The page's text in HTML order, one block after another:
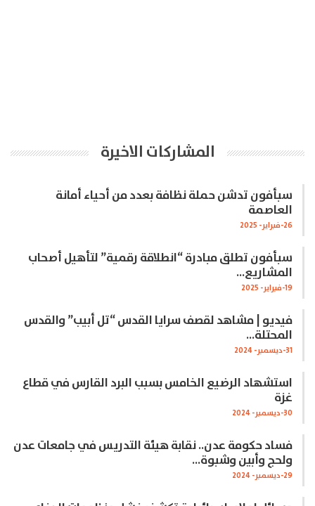
المشاركات الاخيرة
سبأفون تدشن حملة نظافة بعدد من أحياء أمانة
العاصمة
26-فبراير- 2025
سبأفون تطلق مبادرة “انطلاقة رقمية” لتأهيل أصحاب
المشاريع…
19-فبراير- 2025
فيديو | مشاهد لقصف سرايا القدس “تل أبيب” والقدس
المحتلة…
31-ديسمبر- 2024
استشهاد الرضيع الخامس بسبب البرد القارس في قطاع
غزة
30-ديسمبر- 2024
فساد حكومة عدن.. نقابة هيئة التدريس في جامعات عدن
ولحج وأبين وشبوة…
29-ديسمبر- 2024